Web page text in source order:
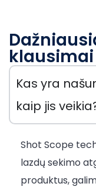
klausimai
Kas yra
kaip jis
Shot Scope
lazdų sekimo
produktus,